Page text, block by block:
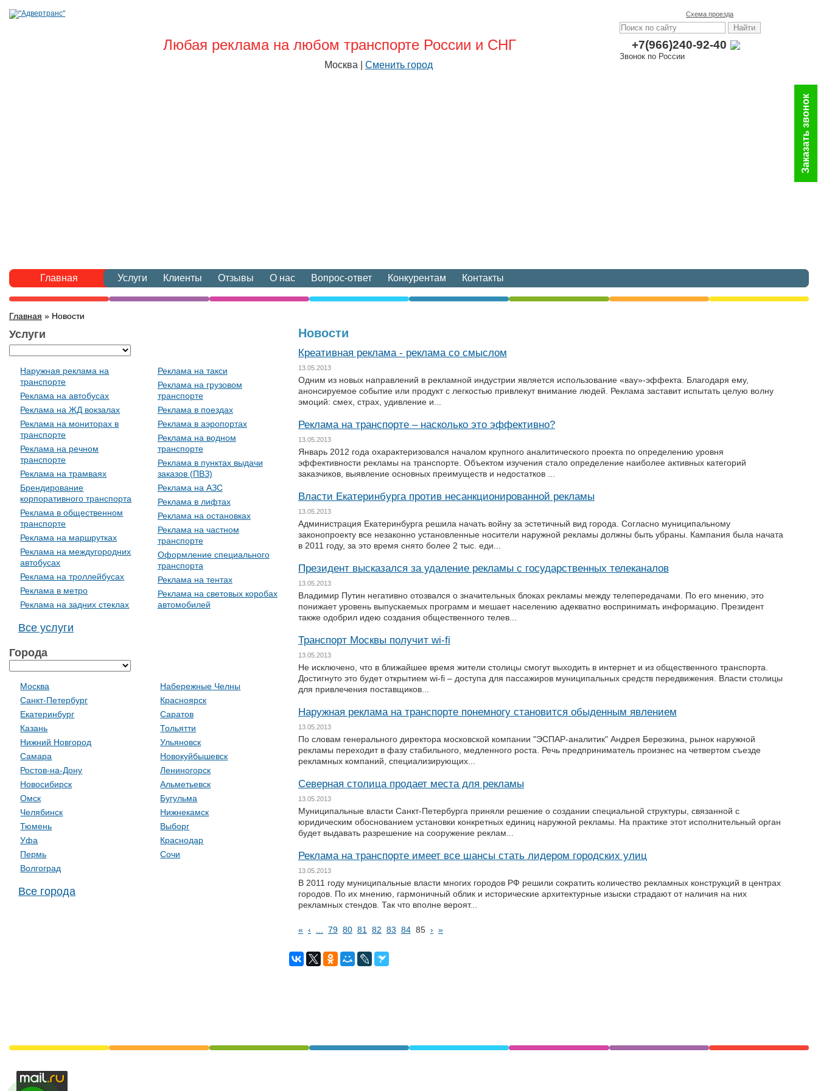
Заказать звонок
Любая реклама на любом транспорте России и СНГ +7(966)240-92-40
Звонок по России
Москва | Сменить город
Схема проезда
Главная Услуги Клиенты Отзывы О нас Вопрос-ответ Конкурентам Контакты
Главная » Новости
Новости
Креативная реклама - реклама со смыслом
13.05.2013
Одним из новых направлений в рекламной индустрии является использование «вау»-эффекта. Благодаря ему,
анонсируемое событие или продукт с легкостью привлекут внимание людей. Реклама заставит испытать целую волну
эмоций: смех, страх, удивление и...
Реклама на транспорте – насколько это эффективно?
13.05.2013
Январь 2012 года охарактеризовался началом крупного аналитического проекта по определению уровня
эффективности рекламы на транспорте. Объектом изучения стало определение наиболее активных категорий
заказчиков, выявление основных преимуществ и недостатков ...
Власти Екатеринбурга против несанкционированной рекламы
13.05.2013
Администрация Екатеринбурга решила начать войну за эстетичный вид города. Согласно муниципальному
законопроекту все незаконно установленные носители наружной рекламы должны быть убраны. Кампания была начата
в 2011 году, за это время снято более 2 тыс. еди...
Президент высказался за удаление рекламы с государственных телеканалов
13.05.2013
Владимир Путин негативно отозвался о значительных блоках рекламы между телепередачами. По его мнению, это
понижает уровень выпускаемых программ и мешает населению адекватно воспринимать информацию. Президент
также одобрил идею создания общественного телев...
Транспорт Москвы получит wi-fi
13.05.2013
Не исключено, что в ближайшее время жители столицы смогут выходить в интернет и из общественного транспорта.
Достигнуто это будет открытием wi-fi – доступа для пассажиров муниципальных средств передвижения. Власти столицы
для привлечения поставщиков...
Наружная реклама на транспорте понемногу становится обыденным явлением
13.05.2013
По словам генерального директора московской компании "ЭСПАР-аналитик" Андрея Березкина, рынок наружной
рекламы переходит в фазу стабильного, медленного роста. Речь предприниматель произнес на четвертом съезде
рекламных компаний, специализирующих...
Северная столица продает места для рекламы
13.05.2013
Муниципальные власти Санкт-Петербурга приняли решение о создании специальной структуры, связанной с
юридическим обоснованием установки конкретных единиц наружной рекламы. На практике этот исполнительный орган
будет выдавать разрешение на сооружение реклам...
Реклама на транспорте имеет все шансы стать лидером городских улиц
13.05.2013
В 2011 году муниципальные власти многих городов РФ решили сократить количество рекламных конструкций в центрах
городов. По их мнению, гармоничный облик и исторические архитектурные изыски страдают от наличия на них
рекламных стендов. Так что вполне вероят...
« ‹ 79 80 81 82 83 8485 › »
Услуги
Наружная реклама на
транспорте
Реклама на автобусах
Реклама на ЖД вокзалах
Реклама на мониторах в
транспорте
Реклама на речном
транспорте
Реклама на трамваях
Брендирование
корпоративного транспорта
Реклама в общественном
транспорте
Реклама на маршрутках
Реклама на междугородних
автобусах
Реклама на троллейбусах
Реклама в метро
Реклама на задних стеклах
Реклама на такси
Реклама на грузовом
транспорте
Реклама в поездах
Реклама в аэропортах
Реклама на водном
транспорте
Реклама в пунктах выдачи
заказов (ПВЗ)
Реклама на АЗС
Реклама в лифтах
Реклама на остановках
Реклама на частном
транспорте
Оформление специального
транспорта
Реклама на тентах
Реклама на световых коробах
автомобилей
Все услуги
Города
Москва
Санкт-Петербург
Екатеринбург
Казань
Нижний Новгород
Самара
Ростов-на-Дону
Новосибирск
Омск
Челябинск
Тюмень
Уфа
Пермь
Волгоград
Набережные Челны
Красноярск
Саратов
Тольятти
Ульяновск
Новокуйбышевск
Лениногорск
Альметьевск
Бугульма
Нижнекамск
Выборг
Краснодар
Сочи
Все города